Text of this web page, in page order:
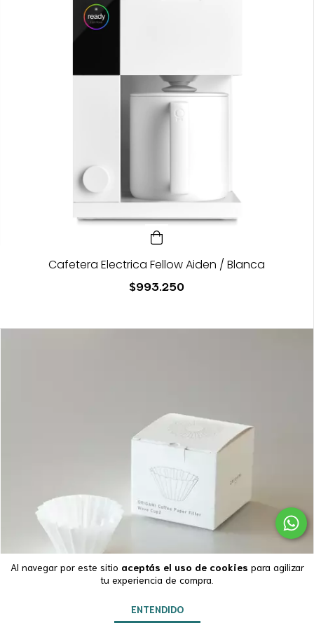
Al navegar por este sitio aceptás el uso de cookies para agilizar
tu experiencia de compra.
ENTENDIDO
Cafetera Electrica Fellow Aiden / Blanca
$993.250